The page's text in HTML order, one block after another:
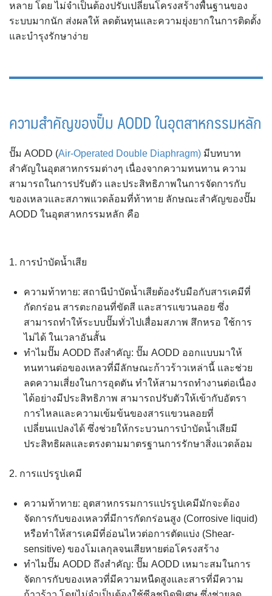
หลาย โดย ไม่จำเป็นต้องปรับเปลี่ยนโครงสร้างพื้นฐานของ
ระบบมากนัก ส่งผลให้ ลดต้นทุนและความยุ่งยากในการติดตั้ง
และบำรุงรักษาง่าย
ความสำคัญของปั๊ม AODD ในอุตสาหกรรมหลัก
ปั๊ม AODD (Air-Operated Double Diaphragm) มีบทบาท
สำคัญในอุตสาหกรรมต่างๆ เนื่องจากความทนทาน ความ
สามารถในการปรับตัว และประสิทธิภาพในการจัดการกับ
ของเหลวและสภาพแวดล้อมที่ท้าทาย ลักษณะสำคัญของปั๊ม
AODD ในอุตสาหกรรมหลัก คือ
1. การบำบัดน้ำเสีย
ความท้าทาย: สถานีบำบัดน้ำเสียต้องรับมือกับสารเคมีที่
กัดกร่อน สารตะกอนที่ขัดสี และสารแขวนลอย ซึ่ง
สามารถทำให้ระบบปั๊มทั่วไปเสื่อมสภาพ สึกหรอ ใช้การ
ไม่ได้ ในเวลาอันสั้น
ทำไมปั๊ม AODD ถึงสำคัญ: ปั๊ม AODD ออกแบบมาให้
ทนทานต่อของเหลวที่มีลักษณะก้าวร้าวเหล่านี้ และช่วย
ลดความเสี่ยงในการอุดตัน ทำให้สามารถทำงานต่อเนื่อง
ได้อย่างมีประสิทธิภาพ สามารถปรับตัวให้เข้ากับอัตรา
การไหลและความเข้มข้นของสารแขวนลอยที่
เปลี่ยนแปลงได้ ซึ่งช่วยให้กระบวนการบำบัดน้ำเสียมี
ประสิทธิผลและตรงตามมาตรฐานการรักษาสิ่งแวดล้อม
2. การแปรรูปเคมี
ความท้าทาย: อุตสาหกรรมการแปรรูปเคมีมักจะต้อง
จัดการกับของเหลวที่มีการกัดกร่อนสูง (Corrosive liquid)
หรือทำให้สารเคมีที่อ่อนไหวต่อการตัดแบ่ง (Shear-
sensitive) ของโมเลกุลจนเสียหายต่อโครงสร้าง
ทำไมปั๊ม AODD ถึงสำคัญ: ปั๊ม AODD เหมาะสมในการ
จัดการกับของเหลวที่มีความหนืดสูงและสารที่มีความ